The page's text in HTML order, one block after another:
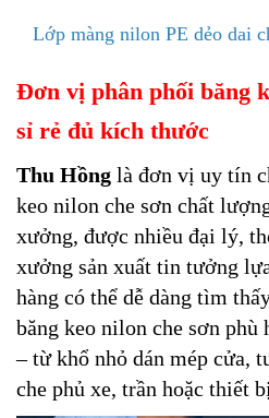
Lớp màng nilon PE dẻo dai
Đơn vị phân phối băng
sỉ rẻ đủ kích thước
Thu Hồng là đơn vị uy tín
keo nilon che sơn chất
xưởng, được nhiều đại lý,
xưởng sản xuất tin tưởng
hàng có thể dễ dàng tìm
băng keo nilon che sơn
– từ khổ nhỏ dán mép cửa,
che phủ xe, trần hoặc thiết